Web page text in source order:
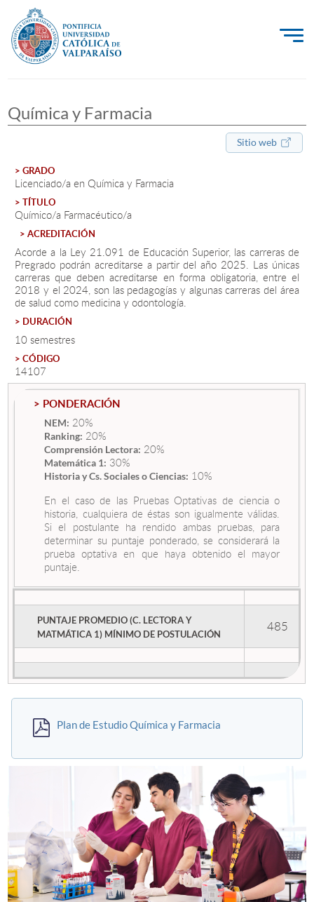
Investigación, Creación e Innovación
Vinculación con el Medio
Admisión
Pregrado
Postgrado
Formación Continua
Estudiantes
Académicos
Funcionarios
Alumni
Química y Farmacia
Sitio web
> GRADO
Licenciado/a en Química y Farmacia
> TÍTULO
Químico/a Farmacéutico/a
> ACREDITACIÓN
Acorde a la Ley 21.091 de Educación Superior, las carreras de
Pregrado podrán acreditarse a partir del año 2025. Las únicas
carreras que deben acreditarse en forma obligatoria, entre el
2018 y el 2024, son las pedagogías y algunas carreras del área
de salud como medicina y odontología.
> DURACIÓN
10 semestres
> CÓDIGO
14107
> PONDERACIÓN
NEM: 20%
Ranking: 20%
Comprensión Lectora: 20%
Matemática 1: 30%
Historia y Cs. Sociales o Ciencias: 10%
En el caso de las Pruebas Optativas de ciencia o
historia, cualquiera de éstas son igualmente válidas.
Si el postulante ha rendido ambas pruebas, para
determinar su puntaje ponderado, se considerará la
prueba optativa en que haya obtenido el mayor
puntaje.
PUNTAJE PROMEDIO (C. LECTORA Y
MATMÁTICA 1) MÍNIMO DE POSTULACIÓN
485
Plan de Estudio Química y Farmacia